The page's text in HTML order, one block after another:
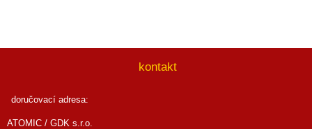
kontakt
doručovací adresa:
ATOMIC / GDK s.r.o.